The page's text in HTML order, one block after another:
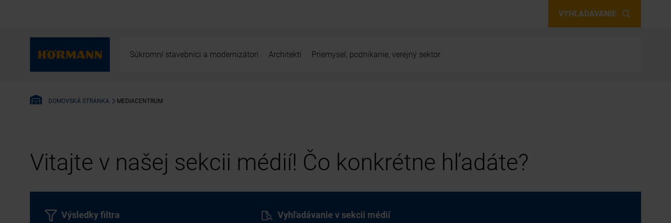
VYHĽADÁVANIE
Súkromní stavebníci a modernizátori Architekti Priemysel, podnikanie, verejný sektor
DOMOVSKÁ STRÁNKA MEDIACENTRUM
Vitajte v našej sekcii médií! Čo konkrétne hľadáte?
Vyhľadávanie v sekcii médií
Výsledky filtra